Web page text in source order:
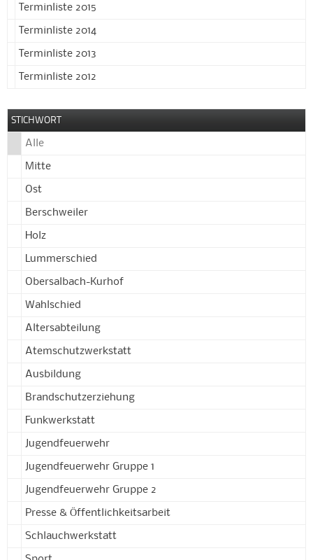
Terminliste 2015
Terminliste 2014
Terminliste 2013
Terminliste 2012
STICHWORT
Alle
Mitte
Ost
Berschweiler
Holz
Lummerschied
Obersalbach-Kurhof
Wahlschied
Altersabteilung
Atemschutzwerkstatt
Ausbildung
Brandschutzerziehung
Funkwerkstatt
Jugendfeuerwehr
Jugendfeuerwehr Gruppe 1
Jugendfeuerwehr Gruppe 2
Presse & Öffentlichkeitsarbeit
Schlauchwerkstatt